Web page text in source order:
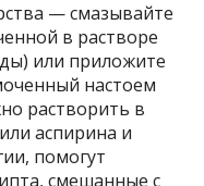
— смазывайте
в растворе
или приложите
настоем
растворить в
аспирина и
помогут
смешанные с